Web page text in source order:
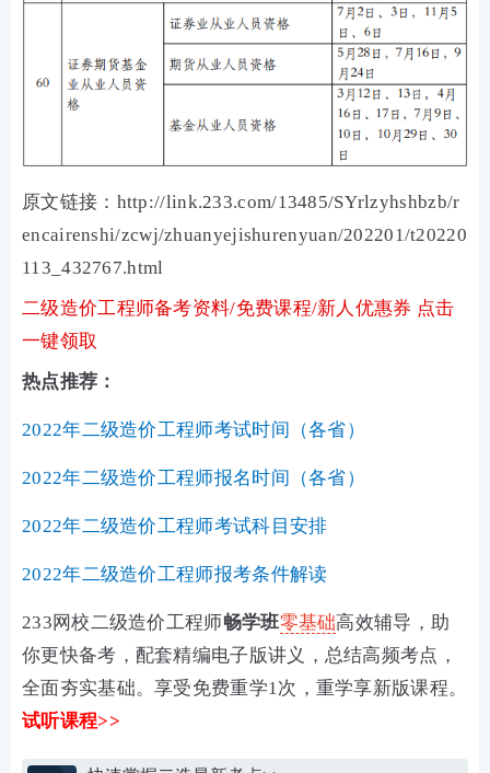
原文链接：http://link.233.com/13485/SYrlzyhshbzb/r
encairenshi/zcwj/zhuanyejishurenyuan/202201/t20220
113_432767.html
二级造价工程师备考资料/免费课程/新人优惠券 点击
一键领取
热点推荐：
2022年二级造价工程师考试时间（各省）
2022年二级造价工程师报名时间（各省）
2022年二级造价工程师考试科目安排
2022年二级造价工程师报考条件解读
233网校二级造价工程师畅学班零基础高效辅导，助
你更快备考，配套精编电子版讲义，总结高频考点，
全面夯实基础。享受免费重学1次，重学享新版课程。
试听课程>>